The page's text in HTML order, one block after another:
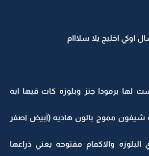
اوكي اخليج يلا سلااام
لها برمودا جنز وبلوزه كات فيها ابه
شيفون مموج بالون هاديه (أبيض اصفر
البلوزه والاكمام مفتوحه يعني ذراعها